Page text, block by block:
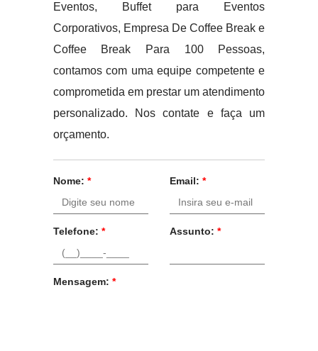
Eventos, Buffet para Eventos
Corporativos, Empresa De Coffee Break e
Coffee Break Para 100 Pessoas,
contamos com uma equipe competente e
comprometida em prestar um atendimento
personalizado. Nos contate e faça um
orçamento.
Nome: * Email: *
Telefone: * Assunto: *
Mensagem: *